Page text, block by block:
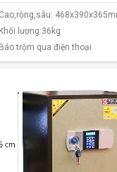
Cao,rộng,sâu:
Khối lượng:36kg
Báo trộm qua điện thoại